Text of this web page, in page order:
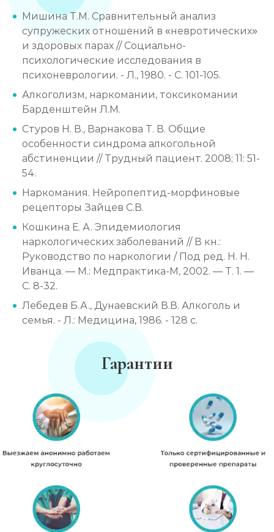
Мишина Т.М. Сравнительный анализ
супружеских отношений в «невротических»
и здоровых парах // Социально-
психологические исследования в
психоневрологии. - Л., 1980. - С. 101-105.
Алкоголизм, наркомании, токсикомании
Барденштейн Л.M.
Стуров Н. В., Варнакова Т. В. Общие
особенности синдрома алкогольной
абстиненции // Трудный пациент. 2008; 11: 51-
54.
Наркомания. Нейропептид-морфиновые
рецепторы Зайцев С.В.
Кошкина Е. А. Эпидемиология
наркологических заболеваний // В кн.:
Руководство по наркологии / Под ред. Н. Н.
Иванца. — М.: Медпрактика-М, 2002. — Т. 1. —
С. 8-32.
Лебедев Б.А., Дунаевский В.В. Алкоголь и
семья. - Л.: Медицина, 1986. - 128 с.
Гарантии